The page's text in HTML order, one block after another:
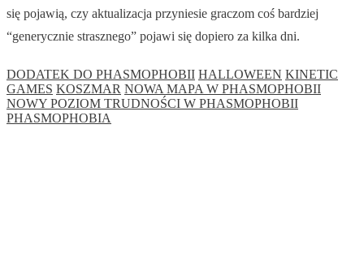
się pojawią, czy aktualizacja przyniesie graczom coś bardziej
“generycznie strasznego” pojawi się dopiero za kilka dni.
DODATEK DO PHASMOPHOBII HALLOWEEN KINETIC
GAMES KOSZMAR NOWA MAPA W PHASMOPHOBII
NOWY POZIOM TRUDNOŚCI W PHASMOPHOBII
PHASMOPHOBIA